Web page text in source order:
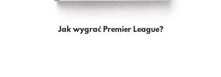
Jak wygrać Premier League?